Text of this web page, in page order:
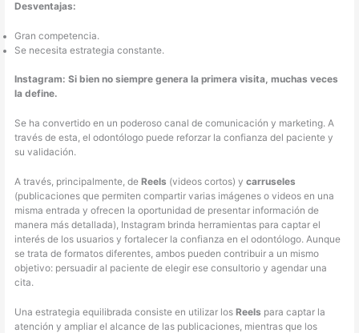
Desventajas:
Gran competencia.
Se necesita estrategia constante.
Instagram: Si bien no siempre genera la primera visita, muchas veces
la define.
Se ha convertido en un poderoso canal de comunicación y marketing. A
través de esta, el odontólogo puede reforzar la confianza del paciente y
su validación.
A través, principalmente, deReels (videos cortos) ycarruseles
(publicaciones que permiten compartir varias imágenes o videos en una
misma entrada y ofrecen la oportunidad de presentar información de
manera más detallada), Instagram brinda herramientas para captar el
interés de los usuarios y fortalecer la confianza en el odontólogo. Aunque
se trata de formatos diferentes, ambos pueden contribuir a un mismo
objetivo: persuadir al paciente de elegir ese consultorio y agendar una
cita.
Una estrategia equilibrada consiste en utilizar losReels para captar la
atención y ampliar el alcance de las publicaciones, mientras que los